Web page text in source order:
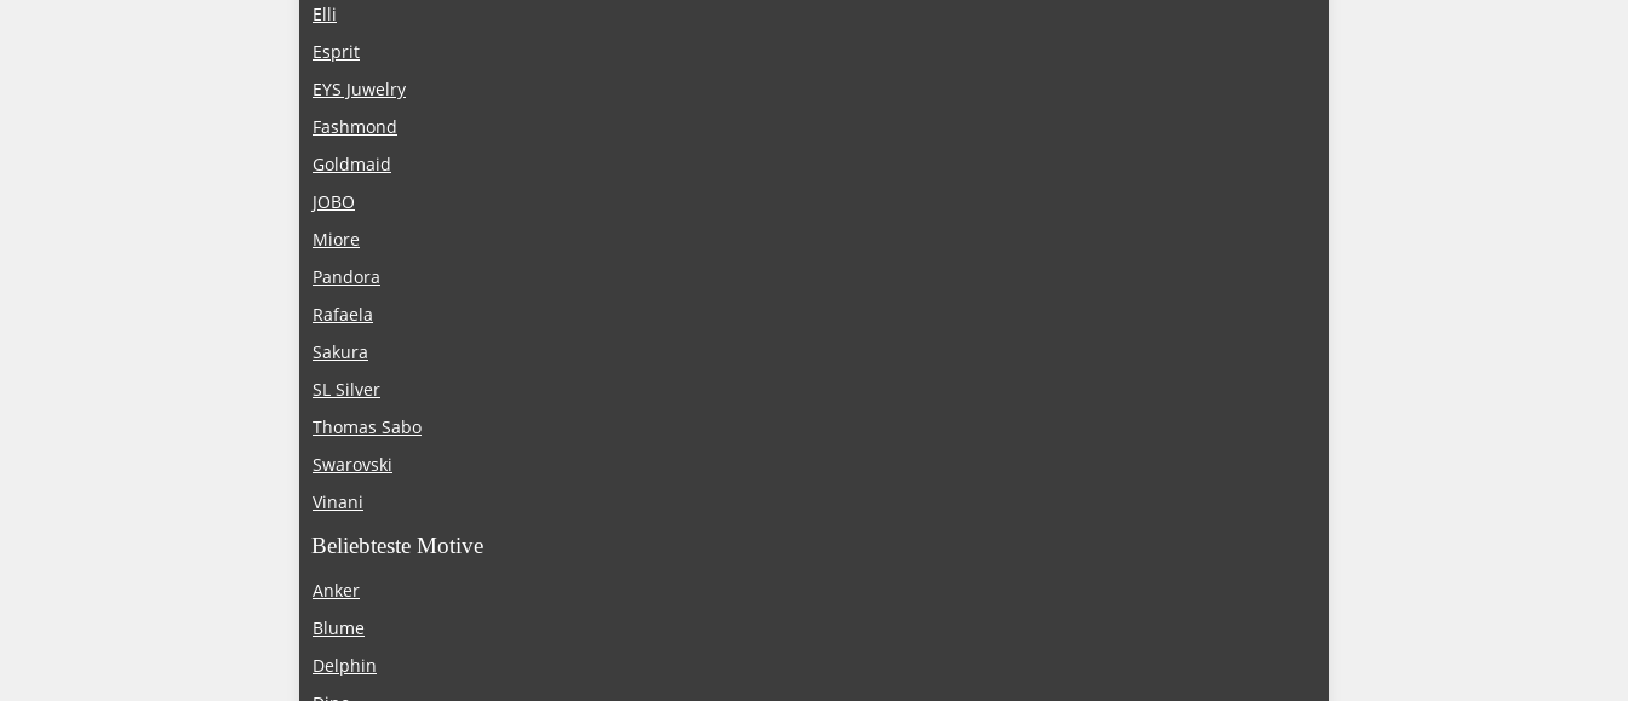
Elli
Esprit
EYS Juwelry
Fashmond
Goldmaid
JOBO
Miore
Pandora
Rafaela
Sakura
SL Silver
Thomas Sabo
Swarovski
Vinani
Beliebteste Motive
Anker
Blume
Delphin